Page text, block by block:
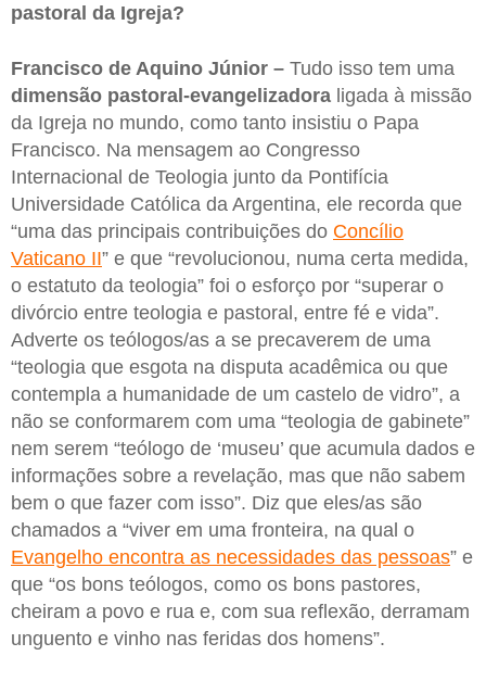
pastoral da Igreja?
Francisco de Aquino Júnior – Tudo isso tem uma
dimensão pastoral-evangelizadora ligada à missão
da Igreja no mundo, como tanto insistiu o Papa
Francisco. Na mensagem ao Congresso
Internacional de Teologia junto da Pontifícia
Universidade Católica da Argentina, ele recorda que
“uma das principais contribuições do Concílio
Vaticano II” e que “revolucionou, numa certa medida,
o estatuto da teologia” foi o esforço por “superar o
divórcio entre teologia e pastoral, entre fé e vida”.
Adverte os teólogos/as a se precaverem de uma
“teologia que esgota na disputa acadêmica ou que
contempla a humanidade de um castelo de vidro”, a
não se conformarem com uma “teologia de gabinete”
nem serem “teólogo de ‘museu’ que acumula dados e
informações sobre a revelação, mas que não sabem
bem o que fazer com isso”. Diz que eles/as são
chamados a “viver em uma fronteira, na qual o
Evangelho encontra as necessidades das pessoas” e
que “os bons teólogos, como os bons pastores,
cheiram a povo e rua e, com sua reflexão, derramam
unguento e vinho nas feridas dos homens”.